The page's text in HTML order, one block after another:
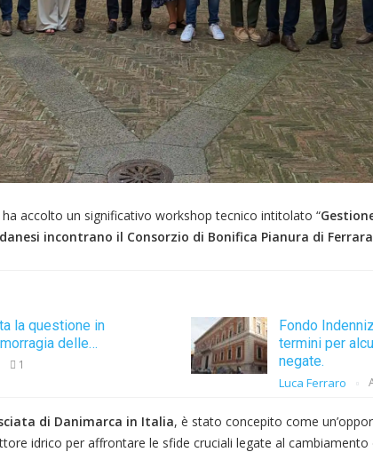
accolto un significativo workshop tecnico intitolato “
incontrano il Consorzio di Bonifica Pianura di Ferrara
la questione in
delle…
1
Fondo
termini per
negate.
Luca Ferraro
di Danimarca in Italia, è stato concepito come
idrico per affrontare le sfide cruciali legate al cambiamento